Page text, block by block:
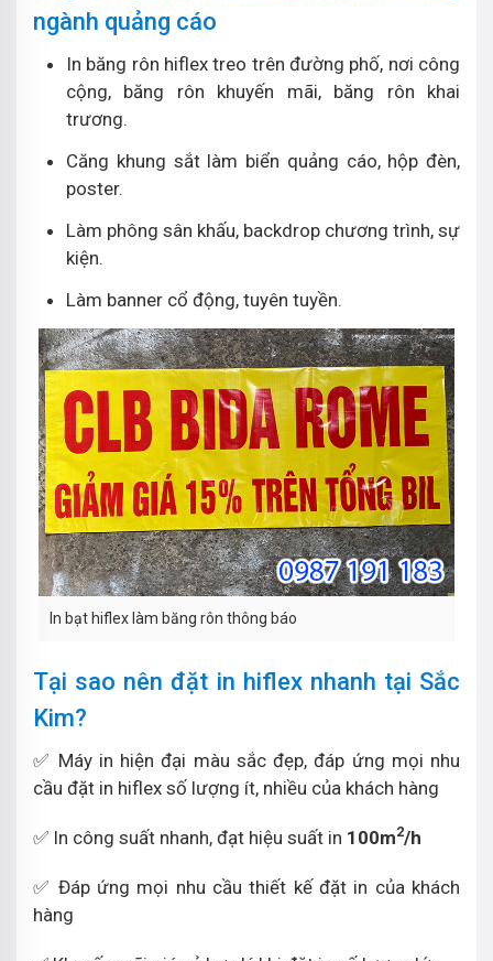
ngành quảng cáo
In băng rôn hiflex treo trên đường phố, nơi công
cộng, băng rôn khuyến mãi, băng rôn khai
trương.
Căng khung sắt làm biển quảng cáo, hộp đèn,
poster.
Làm phông sân khấu, backdrop chương trình, sự
kiện.
Làm banner cổ động, tuyên tuyền.
In bạt hiflex làm băng rôn thông báo
Tại sao nên đặt in hiflex nhanh tại Sắc
Kim?
✅ Máy in hiện đại màu sắc đẹp, đáp ứng mọi nhu
cầu đặt in hiflex số lượng ít, nhiều của khách hàng
✅ In công suất nhanh, đạt hiệu suất in 100m2/h
✅ Đáp ứng mọi nhu cầu thiết kế đặt in của khách
hàng